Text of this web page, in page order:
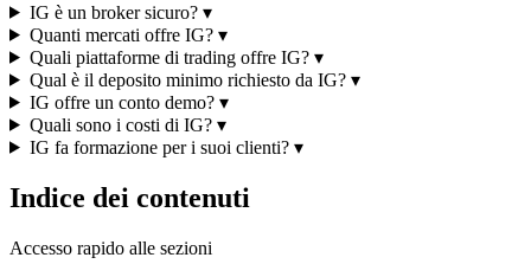
IG è un broker sicuro?▾
Quanti mercati offre IG?▾
Quali piattaforme di trading offre IG?▾
Qual è il deposito minimo richiesto da IG?▾
IG offre un conto demo?▾
Quali sono i costi di IG?▾
IG fa formazione per i suoi clienti?▾
Indice dei contenuti
Accesso rapido alle sezioni